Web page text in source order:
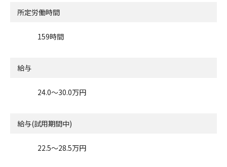
所定労働時間
159時間
給与
24.0〜30.0万円
給与(試用期間中)
22.5〜28.5万円